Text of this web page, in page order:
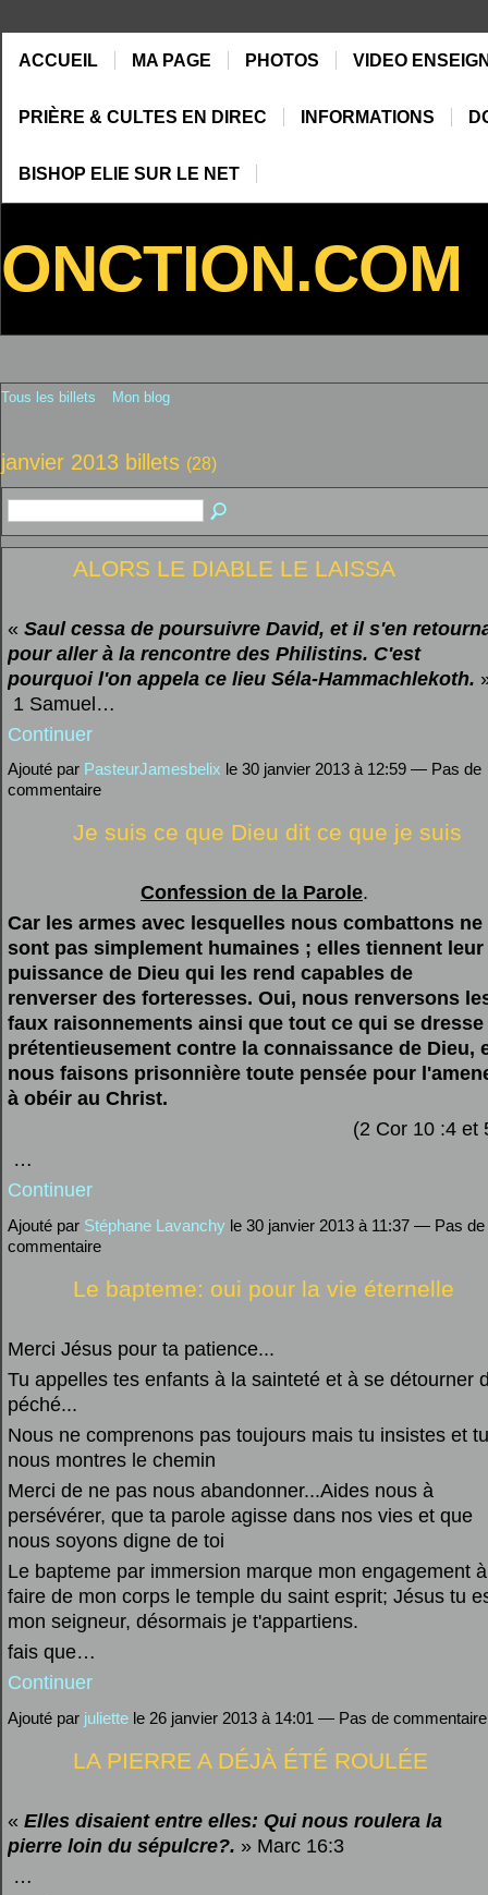
ACCUEIL MA PAGE PHOTOS VIDEO
PRIÈRE & CULTES EN DIREC INFORMATIONS
BISHOP ELIE SUR LE NET
ONCTION.COM
Tous les billets Mon blog
janvier 2013 billets (28)
ALORS LE DIABLE LE LAISSA
« Saul cessa de poursuivre David, et il s'en
pour aller à la rencontre des Philistins. C'est
pourquoi l'on appela ce lieu Séla-Hammachlekoth.
1 Samuel…
Continuer
Ajouté par PasteurJamesbelix le 30 janvier 2013 à 12:59 — Pas de
commentaire
Je suis ce que Dieu dit ce que je suis
Confession de la Parole.
Car les armes avec lesquelles nous combattons ne
sont pas simplement humaines ; elles tiennent leur
puissance de Dieu qui les rend capables de
renverser des forteresses. Oui, nous renversons
faux raisonnements ainsi que tout ce qui se dresse
prétentieusement contre la connaissance de Dieu,
nous faisons prisonnière toute pensée pour
à obéir au Christ.
(2 Cor 10 :4 et
…
Continuer
Ajouté par Stéphane Lavanchy le 30 janvier 2013 à 11:37 — Pas de
commentaire
Le bapteme: oui pour la vie éternelle
Merci Jésus pour ta patience...
Tu appelles tes enfants à la sainteté et à se détourner
péché...
Nous ne comprenons pas toujours mais tu insistes et tu
nous montres le chemin
Merci de ne pas nous abandonner...Aides nous à
persévérer, que ta parole agisse dans nos vies et que
nous soyons digne de toi
Le bapteme par immersion marque mon engagement à
faire de mon corps le temple du saint esprit; Jésus tu
mon seigneur, désormais je t'appartiens.
fais que…
Continuer
Ajouté par juliette le 26 janvier 2013 à 14:01 — Pas de commentaire
LA PIERRE A DÉJÀ ÉTÉ ROULÉE
« Elles disaient entre elles: Qui nous roulera la
pierre loin du sépulcre?. » Marc 16:3
…